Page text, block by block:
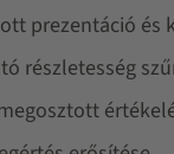
prezentáció és
részletesség